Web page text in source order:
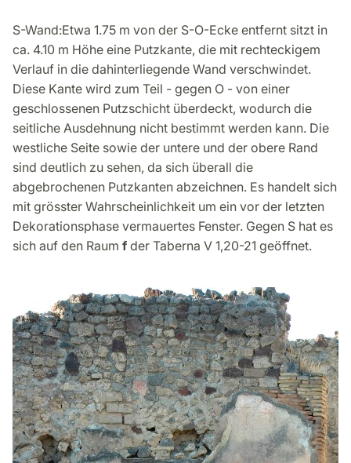
S-Wand:Etwa 1.75 m von der S-O-Ecke entfernt sitzt in
ca. 4.10 m Höhe eine Putzkante, die mit rechteckigem
Verlauf in die dahinterliegende Wand verschwindet.
Diese Kante wird zum Teil - gegen O - von einer
geschlossenen Putzschicht überdeckt, wodurch die
seitliche Ausdehnung nicht bestimmt werden kann. Die
westliche Seite sowie der untere und der obere Rand
sind deutlich zu sehen, da sich überall die
abgebrochenen Putzkanten abzeichnen. Es handelt sich
mit grösster Wahrscheinlichkeit um ein vor der letzten
Dekorationsphase vermauertes Fenster. Gegen S hat es
sich auf den Raum f der Taberna V 1,20-21 geöffnet.